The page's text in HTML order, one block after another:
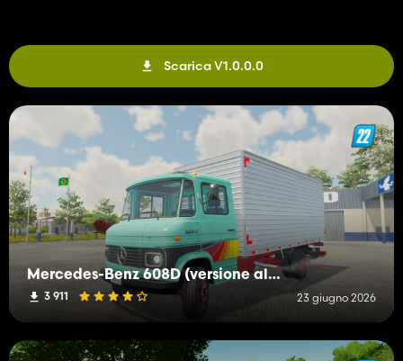
Scarica V1.0.0.0
Mercedes-Benz 608D (versione allungata)
3 911 23 giugno 2026